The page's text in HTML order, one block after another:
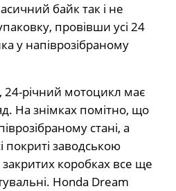
байк так і не
провівши усі 24
у напіврозібраному
24-річний мотоцикл має
На знімках помітно, що
стані, а
покриті заводською
закритих коробках все ще
Honda Dream